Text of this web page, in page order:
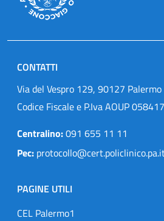
CONTATTI
Via del Vespro 129, 90127 Palermo
Codice Fiscale e P.Iva AOUP
Centralino:091 655 11 11
Pec:
PAGINE UTILI
CEL Palermo1